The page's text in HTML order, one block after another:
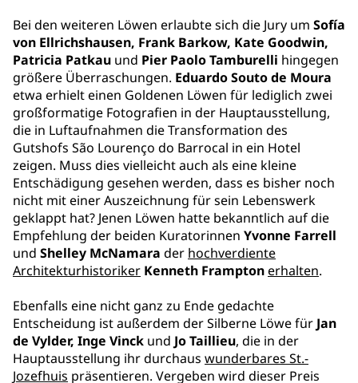
Bei den weiteren Löwen erlaubte sich die Jury um Sofía
von Ellrichshausen, Frank Barkow, Kate Goodwin,
Patricia Patkau und Pier Paolo Tamburelli hingegen
größere Überraschungen. Eduardo Souto de Moura
etwa erhielt einen Goldenen Löwen für lediglich zwei
großformatige Fotografien in der Hauptausstellung,
die in Luftaufnahmen die Transformation des
Gutshofs São Lourenço do Barrocal in ein Hotel
zeigen. Muss dies vielleicht auch als eine kleine
Entschädigung gesehen werden, dass es bisher noch
nicht mit einer Auszeichnung für sein Lebenswerk
geklappt hat? Jenen Löwen hatte bekanntlich auf die
Empfehlung der beiden Kuratorinnen Yvonne Farrell
und Shelley McNamara der hochverdiente
Architekturhistoriker Kenneth Framptonerhalten.
Ebenfalls eine nicht ganz zu Ende gedachte
Entscheidung ist außerdem der Silberne Löwe für Jan
de Vylder, Inge Vinck und Jo Taillieu, die in der
Hauptausstellung ihr durchaus wunderbares St.-
Jozefhuis präsentieren. Vergeben wird dieser Preis